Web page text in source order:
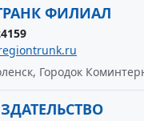
ФИЛИАЛ
Городок